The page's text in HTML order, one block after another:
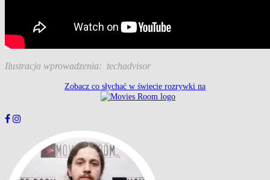
Ilustracja wprowadzenia: techadvisor
Zobacz co słychać w świecie rozrywki na